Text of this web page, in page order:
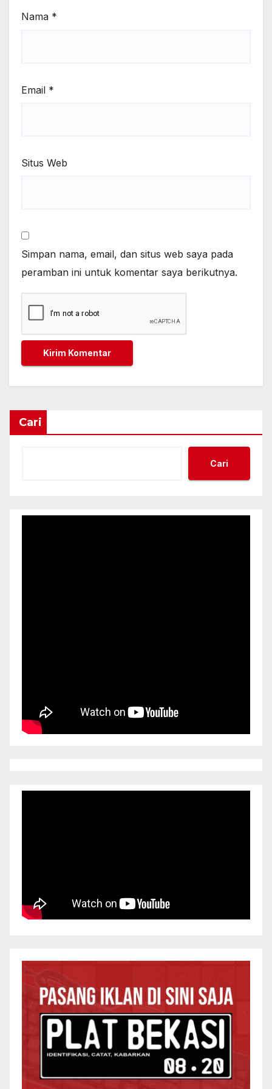
Nama *
Email *
Situs Web
Simpan nama, email, dan situs web saya pada
peramban ini untuk komentar saya berikutnya.
Cari
Cari